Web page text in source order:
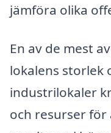
jämföra olika
En av de mest
lokalens storlek
industrilokaler
och resurser